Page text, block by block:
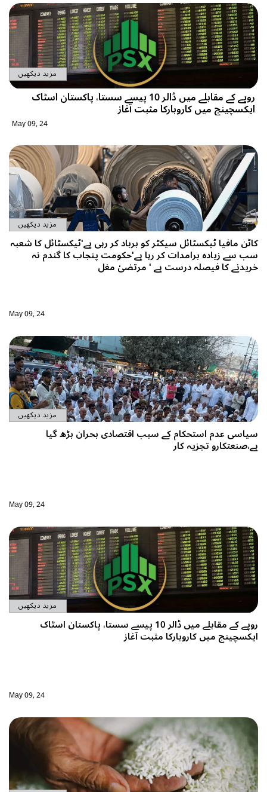
مزید دیکھیں
روپے کے مقابلے میں ڈالر 10 پیسے سستا، پاکستان اسٹاک
ایکسچینج میں کاروبارکا مثبت آغاز
May 09, 24
مزید دیکھیں
کاٹن مافیا ٹیکسٹائل سیکٹر کو برباد کر رہی ہے'ٹیکسٹائل کا شعبہ
سب سے زیادہ برامدات کر رہا ہے'حکومت پنجاب کا گندم نہ
خریدنے کا فیصلہ درست ہے ' مرتضیٰ مغل
May 09, 24
مزید دیکھیں
سیاسی عدم استحکام کے سبب اقتصادی بحران بڑھ گیا
ہے،صنعتکارو تجزیہ کار
May 09, 24
مزید دیکھیں
روپے کے مقابلے میں ڈالر 10 پیسے سستا، پاکستان اسٹاک
ایکسچینج میں کاروبارکا مثبت آغاز
May 09, 24